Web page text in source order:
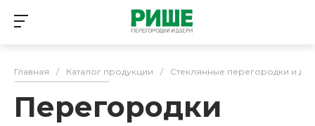
Главная / Каталог продукции / Стеклянные перегородки и
Перегородки